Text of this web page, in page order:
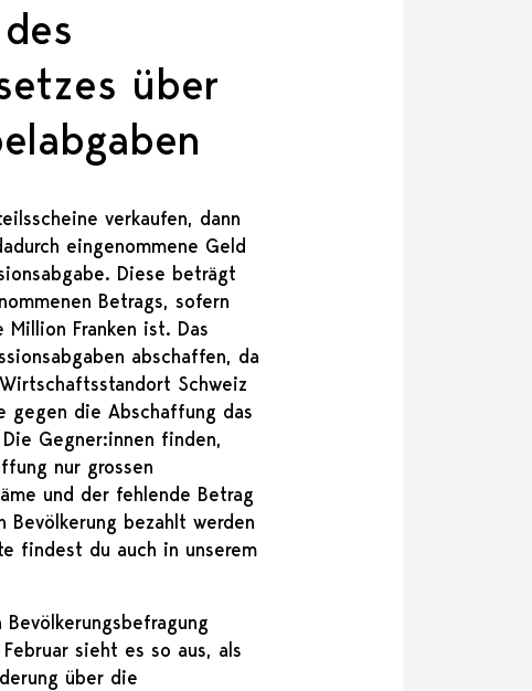
über
verkaufen, dann
eingenommene Geld
Diese beträgt
Betrags, sofern
Franken ist. Das
abschaffen, da
Schweiz
gegen die Abschaffung das
Gegner:innen finden,
nur grossen
und der fehlende Betrag
bezahlt werden
findest du auch in unserem
sieht es so aus, als
über die